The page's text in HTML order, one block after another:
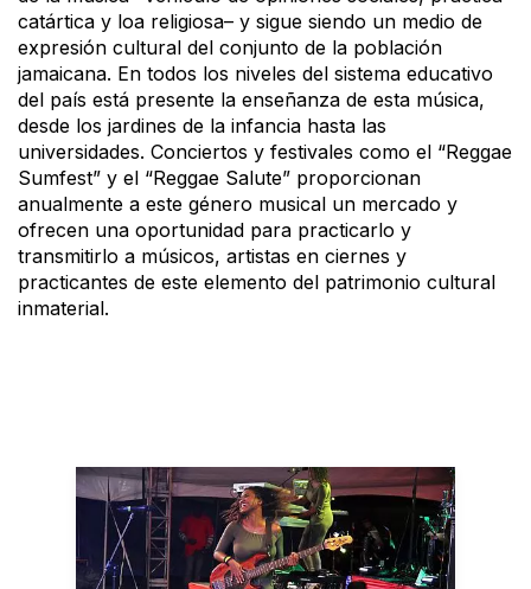
catártica y loa religiosa– y sigue siendo un medio de
expresión cultural del conjunto de la población
jamaicana. En todos los niveles del sistema educativo
del país está presente la enseñanza de esta música,
desde los jardines de la infancia hasta las
universidades. Conciertos y festivales como el “Reggae
Sumfest” y el “Reggae Salute” proporcionan
anualmente a este género musical un mercado y
ofrecen una oportunidad para practicarlo y
transmitirlo a músicos, artistas en ciernes y
practicantes de este elemento del patrimonio cultural
inmaterial.